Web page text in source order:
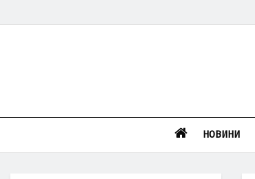
НОВИНИ